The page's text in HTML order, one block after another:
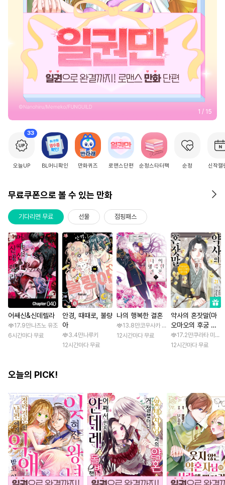
2 / 15
33
오늘UP BL머니확인 만화퀴즈 로맨스단편 순정스타터팩 순정 신작캘
무료쿠폰으로 볼 수 있는 만화
기다리면 무료 선물 점핑패스
어쌔신&신데렐라
17.9만나츠노 유조
6시간마다 무료
안경, 때때로, 불량
아
3.4만나루키
12시간마다 무료
나의 행복한 결혼
13.8만코우사카 리토 / 아기토기 아쿠미
12시간마다 무료
약사의 혼잣말(마
오마오의 후궁 수
수께끼 풀이수첩)
17.2만쿠라타 미노
12시간마다 무료
오늘의 PICK!